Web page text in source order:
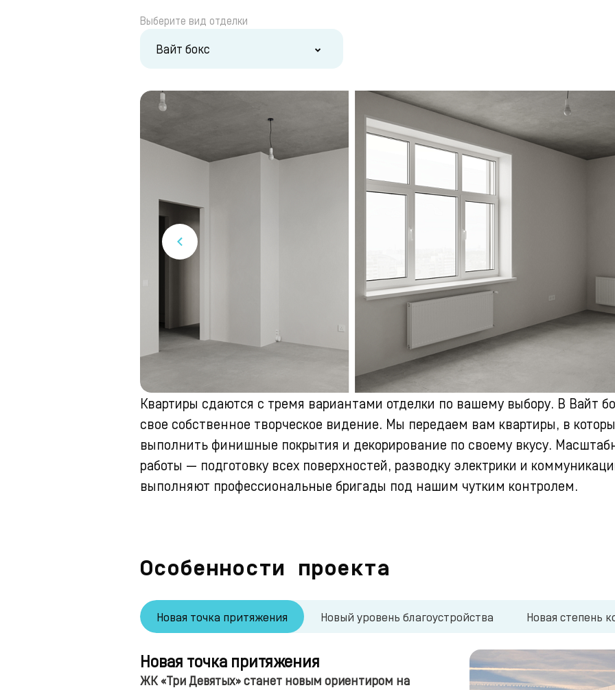
Выберите вид отделки
Вайт бокс
Квартиры сдаются с тремя вариантами отделки по вашему выбору. В Вайт
свое собственное творческое видение. Мы передаем вам квартиры, в
выполнить финишные покрытия и декорирование по своему вкусу.
работы — подготовку всех поверхностей, разводку электрики и
выполняют профессиональные бригады под нашим чутким контролем.
Особенности проекта
Новая точка притяжения Новый уровень благоустройства Новая степень
Новая точка притяжения
ЖК «Три Девятых» станет новым ориентиром на